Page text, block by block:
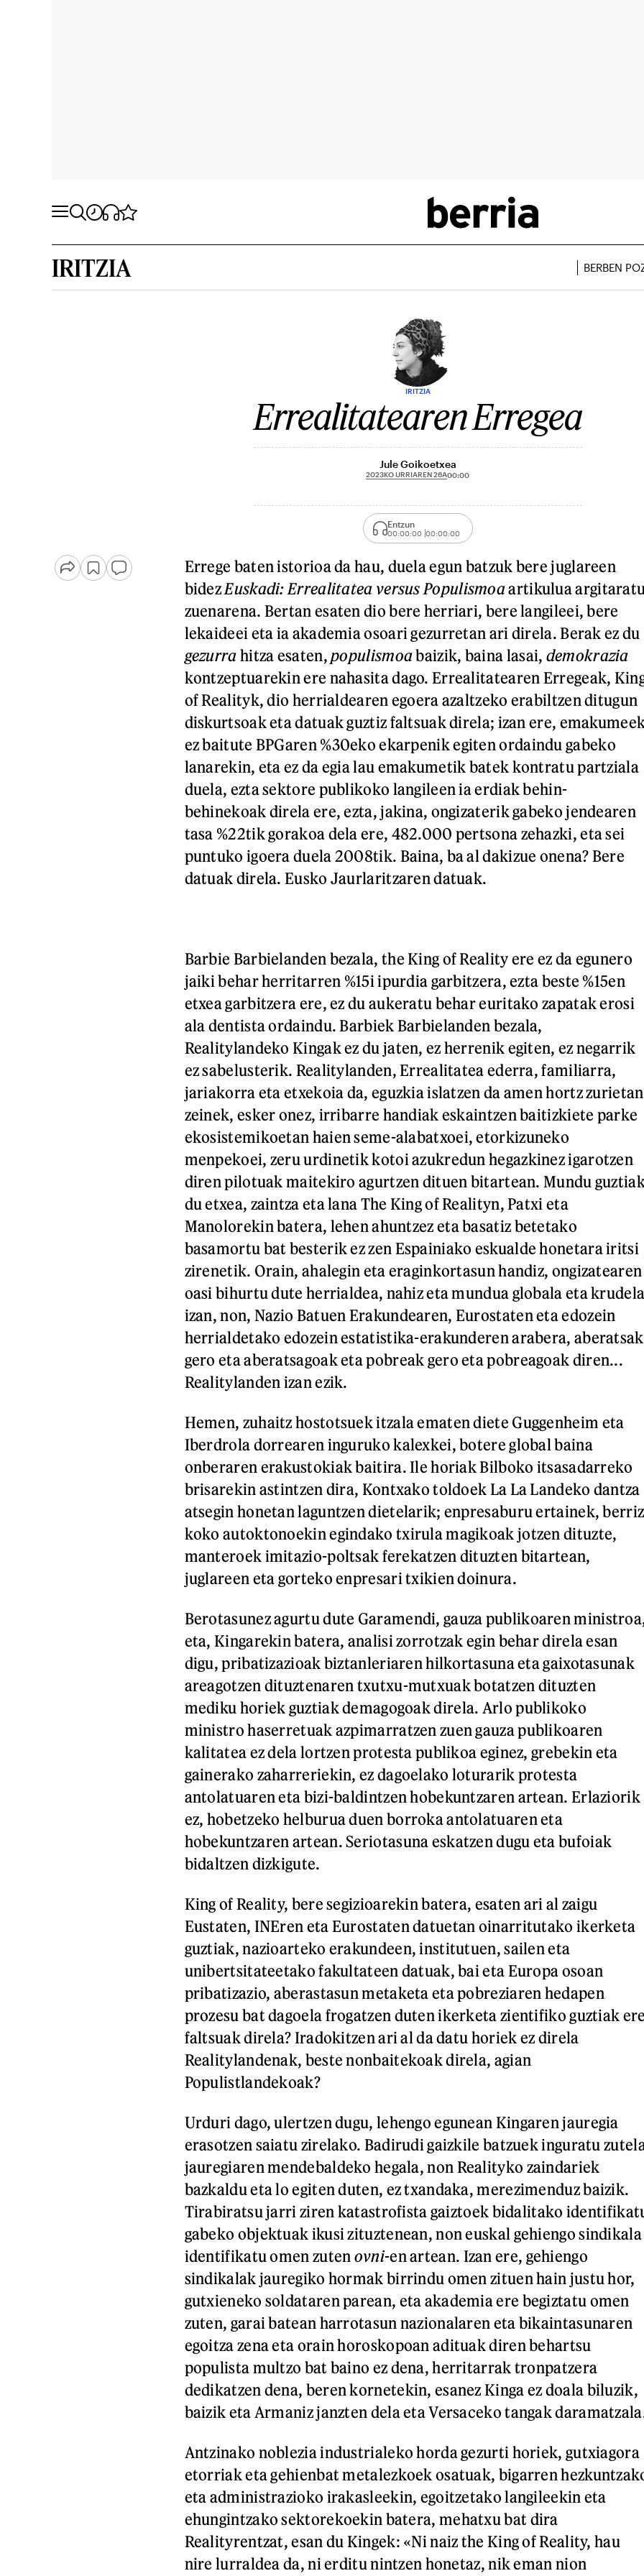
IRITZIA BERBEN
IRITZIA
Errealitatearen Erregea
Jule Goikoetxea
2023KO URRIAREN 26A00:00
Entzun
00:00:00 00:00:00
Errege baten istorioa da hau, duela egun batzuk bere juglareen
bidez Euskadi: Errealitatea versus Populismoaartikulua
zuenarena. Bertan esaten dio bere herriari, bere langileei, bere
lekaideei eta ia akademia osoari gezurretan ari direla. Berak ez du
gezurra hitza esaten,populismoabaizik, baina lasai, demokrazia
kontzeptuarekin ere nahasita dago. Errealitatearen Erregeak,
of Realityk, dio herrialdearen egoera azaltzeko erabiltzen ditugun
diskurtsoak eta datuak guztiz faltsuak direla; izan ere,
ez baitute BPGaren %30eko ekarpenik egiten ordaindu gabeko
lanarekin, eta ez da egia lau emakumetik batek kontratu partziala
duela, ezta sektore publikoko langileen ia erdiak behin-
behinekoak direla ere, ezta, jakina, ongizaterik gabeko jendearen
tasa %22tik gorakoa dela ere, 482.000 pertsona zehazki, eta sei
puntuko igoera duela 2008tik. Baina, ba al dakizue onena? Bere
datuak direla. Eusko Jaurlaritzaren datuak.
Barbie Barbielanden bezala, the King of Reality ere ez da egunero
jaiki behar herritarren %15i ipurdia garbitzera, ezta beste %15en
etxea garbitzera ere, ez du aukeratu behar euritako zapatak erosi
ala dentista ordaindu. Barbiek Barbielanden bezala,
Realitylandeko Kingak ez du jaten, ez herrenik egiten, ez negarrik
ez sabelusterik. Realitylanden, Errealitatea ederra, familiarra,
jariakorra eta etxekoia da, eguzkia islatzen da amen hortz
zeinek, esker onez, irribarre handiak eskaintzen baitizkiete parke
ekosistemikoetan haien seme-alabatxoei, etorkizuneko
menpekoei, zeru urdinetik kotoi azukredun hegazkinez igarotzen
diren pilotuak maitekiro agurtzen dituen bitartean. Mundu
du etxea, zaintza eta lana The King of Realityn, Patxi eta
Manolorekin batera, lehen ahuntzez eta basatiz betetako
basamortu bat besterik ez zen Espainiako eskualde honetara iritsi
zirenetik. Orain, ahalegin eta eraginkortasun handiz, ongizatearen
oasi bihurtu dute herrialdea, nahiz eta mundua globala eta
izan, non, Nazio Batuen Erakundearen, Eurostaten eta edozein
herrialdetako edozein estatistika-erakunderen arabera, aberatsak
gero eta aberatsagoak eta pobreak gero eta pobreagoak diren...
Realitylanden izan ezik.
Hemen, zuhaitz hostotsuek itzala ematen diete Guggenheim eta
Iberdrola dorrearen inguruko kalexkei, botere global baina
onberaren erakustokiak baitira. Ile horiak Bilboko itsasadarreko
brisarekin astintzen dira, Kontxako toldoek La La Landeko dantza
atsegin honetan laguntzen dietelarik; enpresaburu ertainek,
koko autoktonoekin egindako txirula magikoak jotzen dituzte,
manteroek imitazio-poltsak ferekatzen dituzten bitartean,
juglareen eta gorteko enpresari txikien doinura.
Berotasunez agurtu dute Garamendi, gauza publikoaren
eta, Kingarekin batera, analisi zorrotzak egin behar direla esan
digu, pribatizazioak biztanleriaren hilkortasuna eta gaixotasunak
areagotzen dituztenaren txutxu-mutxuak botatzen dituzten
mediku horiek guztiak demagogoak direla. Arlo publikoko
ministro haserretuak azpimarratzen zuen gauza publikoaren
kalitatea ez dela lortzen protesta publikoa eginez, grebekin eta
gainerako zaharreriekin, ez dagoelako loturarik protesta
antolatuaren eta bizi-baldintzen hobekuntzaren artean. Erlaziorik
ez, hobetzeko helburua duen borroka antolatuaren eta
hobekuntzaren artean. Seriotasuna eskatzen dugu eta bufoiak
bidaltzen dizkigute.
King of Reality, bere segizioarekin batera, esaten ari al zaigu
Eustaten, INEren eta Eurostaten datuetan oinarritutako ikerketa
guztiak, nazioarteko erakundeen, institutuen, sailen eta
unibertsitateetako fakultateen datuak, bai eta Europa osoan
pribatizazio, aberastasun metaketa eta pobreziaren hedapen
prozesu bat dagoela frogatzen duten ikerketa zientifiko guztiak
faltsuak direla? Iradokitzen ari al da datu horiek ez direla
Realitylandenak, beste nonbaitekoak direla, agian
Populistlandekoak?
Urduri dago, ulertzen dugu, lehengo egunean Kingaren jauregia
erasotzen saiatu zirelako. Badirudi gaizkile batzuek inguratu
jauregiaren mendebaldeko hegala, non Realityko zaindariek
bazkaldu eta lo egiten duten, ez txandaka, merezimenduz baizik.
Tirabiratsu jarri ziren katastrofista gaiztoek bidalitako
gabeko objektuak ikusi zituztenean, non euskal gehiengo sindikala
identifikatu omen zuten ovni-en artean. Izan ere, gehiengo
sindikalak jauregiko hormak birrindu omen zituen hain justu hor,
gutxieneko soldataren parean, eta akademia ere begiztatu omen
zuten, garai batean harrotasun nazionalaren eta bikaintasunaren
egoitza zena eta orain horoskopoan adituak diren behartsu
populista multzo bat baino ez dena, herritarrak tronpatzera
dedikatzen dena, beren kornetekin, esanez Kinga ez doala biluzik,
baizik eta Armaniz janzten dela eta Versaceko tangak
Antzinako noblezia industrialeko horda gezurti horiek, gutxiagora
etorriak eta gehienbat metalezkoek osatuak, bigarren
eta administrazioko irakasleekin, egoitzetako langileekin eta
ehungintzako sektorekoekin batera, mehatxu bat dira
Realityrentzat, esan du Kingek: «Ni naiz the King of Reality, hau
nire lurraldea da, ni erditu nintzen honetaz, nik eman nion